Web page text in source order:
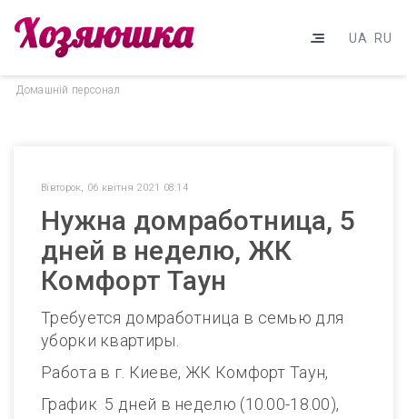
UA RU
Домашнiй персонал
Вівторок, 06 квітня 2021 08:14
Нужна домработница, 5
дней в неделю, ЖК
Комфорт Таун
Требуется домработница в семью для
уборки квартиры.
Работа в г. Киеве, ЖК Комфорт Таун,
График 5 дней в неделю (10.00-18.00),